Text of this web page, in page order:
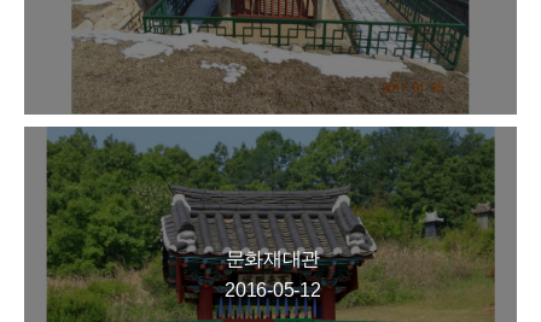
문화재대관
2016-05-12